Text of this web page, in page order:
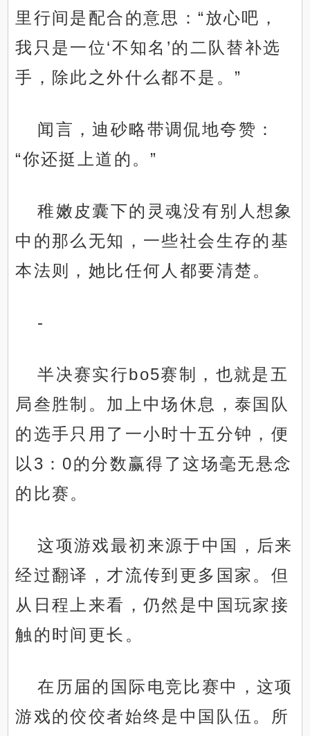
里行间是配合的意思：“放心吧，
我只是一位‘不知名’的二队替补选
手，除此之外什么都不是。”
闻言，迪砂略带调侃地夸赞：
“你还挺上道的。”
稚嫩皮囊下的灵魂没有别人想象
中的那么无知，一些社会生存的基
本法则，她比任何人都要清楚。
-
半决赛实行bo5赛制，也就是五
局叁胜制。加上中场休息，泰国队
的选手只用了一小时十五分钟，便
以3：0的分数赢得了这场毫无悬念
的比赛。
这项游戏最初来源于中国，后来
经过翻译，才流传到更多国家。但
从日程上来看，仍然是中国玩家接
触的时间更长。
在历届的国际电竞比赛中，这项
游戏的佼佼者始终是中国队伍。所